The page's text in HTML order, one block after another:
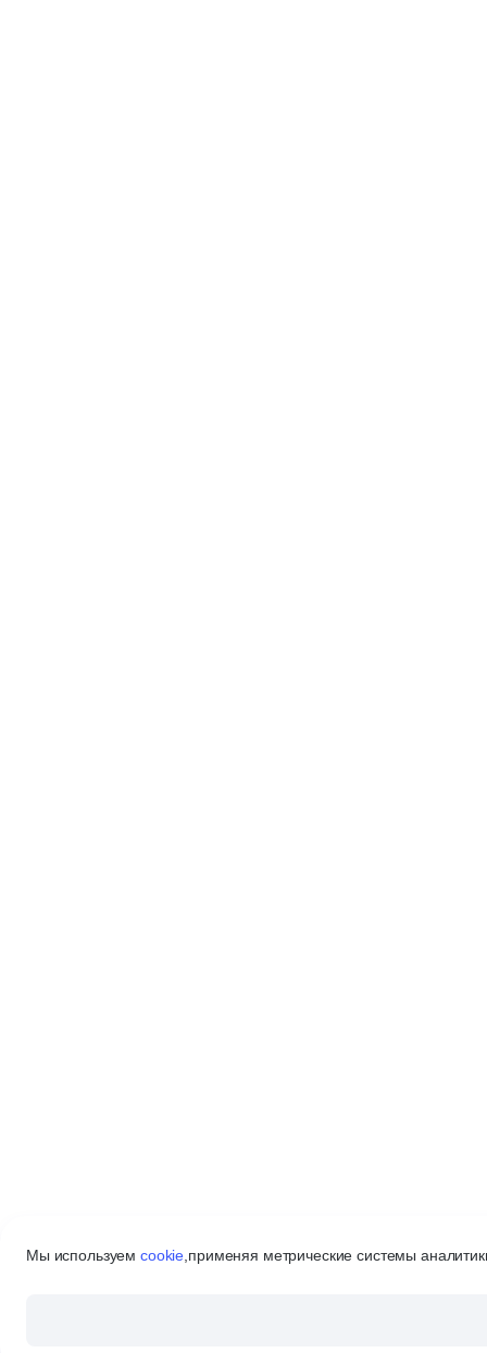
Мы используемcookie применяя метрические системы